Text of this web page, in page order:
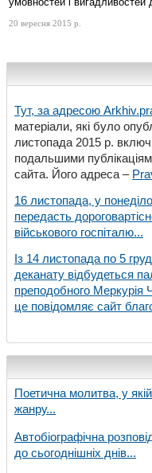
20 вересня 2015 р.
Тут, за адресою
матеріали, які було
листопада 2015 р.
подальшими
сайта. Його адреса –
16 листопада, у
передасть
військового госпіталю...
Із 14 листопада по 5
деканату відбудеться
преподобного Меркурія
це повідомляє сайт
Поетична молитва, у
жанру...
Автобіографічна
до сьогоднішніх днів...